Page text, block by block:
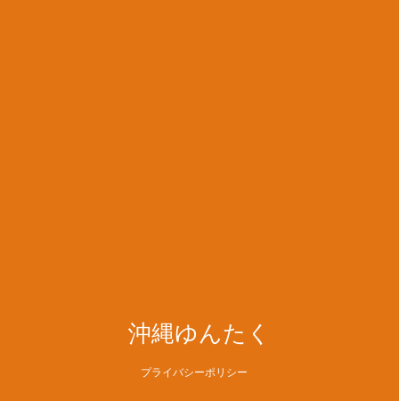
沖縄ゆんたく
プライバシーポリシー